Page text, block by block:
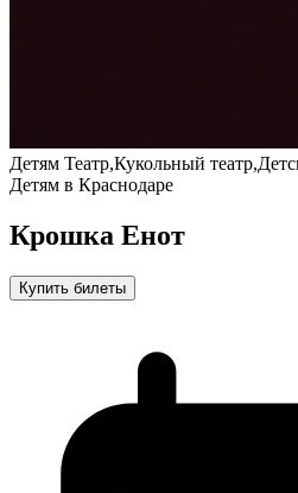
Детям Театр,Кукольный
Детям в Краснодаре
Крошка Енот
Купить билеты